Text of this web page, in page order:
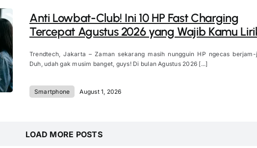
Anti Lowbat-Club! Ini 10 HP Fast Charging
Tercepat Agustus 2026 yang Wajib Kamu
Trendtech, Jakarta – Zaman sekarang masih nungguin HP ngecas berjam-
Duh, udah gak musim banget, guys! Di bulan Agustus 2026 [...]
Smartphone August 1, 2026
LOAD MORE POSTS